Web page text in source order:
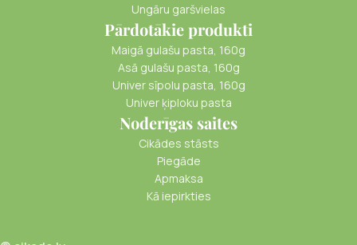
Ungāru garšvielas
Pārdotākie produkti
Maigā gulašu pasta, 160g
Asā gulašu pasta, 160g
Univer sīpolu pasta, 160g
Univer ķiploku pasta
Noderīgas saites
Cikādes stāsts
Piegāde
Apmaksa
Kā iepirkties